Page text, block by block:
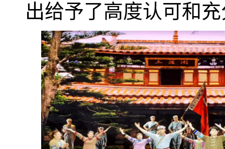
出给予了高度认可和